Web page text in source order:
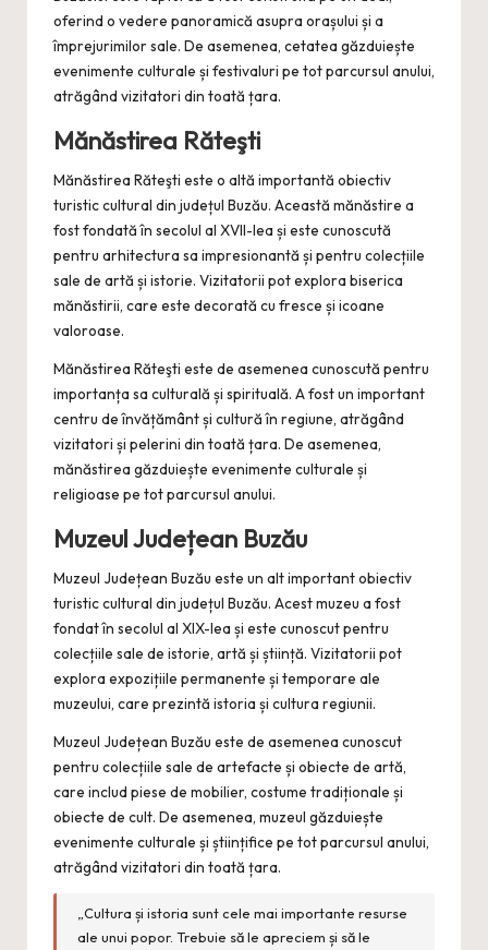
oferind o vedere panoramică asupra orașului și a
împrejurimilor sale. De asemenea, cetatea găzduiește
evenimente culturale și festivaluri pe tot parcursul anului,
atrăgând vizitatori din toată țara.
Mănăstirea Răteşti
Mănăstirea Răteşti este o altă importantă obiectiv
turistic cultural din județul Buzău. Această mănăstire a
fost fondată în secolul al XVII-lea și este cunoscută
pentru arhitectura sa impresionantă și pentru colecțiile
sale de artă și istorie. Vizitatorii pot explora biserica
mănăstirii, care este decorată cu fresce și icoane
valoroase.
Mănăstirea Răteşti este de asemenea cunoscută pentru
importanța sa culturală și spirituală. A fost un important
centru de învățământ și cultură în regiune, atrăgând
vizitatori și pelerini din toată țara. De asemenea,
mănăstirea găzduiește evenimente culturale și
religioase pe tot parcursul anului.
Muzeul Județean Buzău
Muzeul Județean Buzău este un alt important obiectiv
turistic cultural din județul Buzău. Acest muzeu a fost
fondat în secolul al XIX-lea și este cunoscut pentru
colecțiile sale de istorie, artă și știință. Vizitatorii pot
explora expozițiile permanente și temporare ale
muzeului, care prezintă istoria și cultura regiunii.
Muzeul Județean Buzău este de asemenea cunoscut
pentru colecțiile sale de artefacte și obiecte de artă,
care includ piese de mobilier, costume tradiționale și
obiecte de cult. De asemenea, muzeul găzduiește
evenimente culturale și științifice pe tot parcursul anului,
atrăgând vizitatori din toată țara.
„Cultura și istoria sunt cele mai importante resurse
ale unui popor. Trebuie să le apreciem și să le